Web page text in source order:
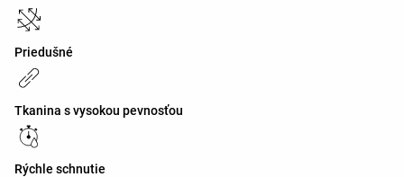
Priedušné
Tkanina s vysokou pevnosťou
Rýchle schnutie